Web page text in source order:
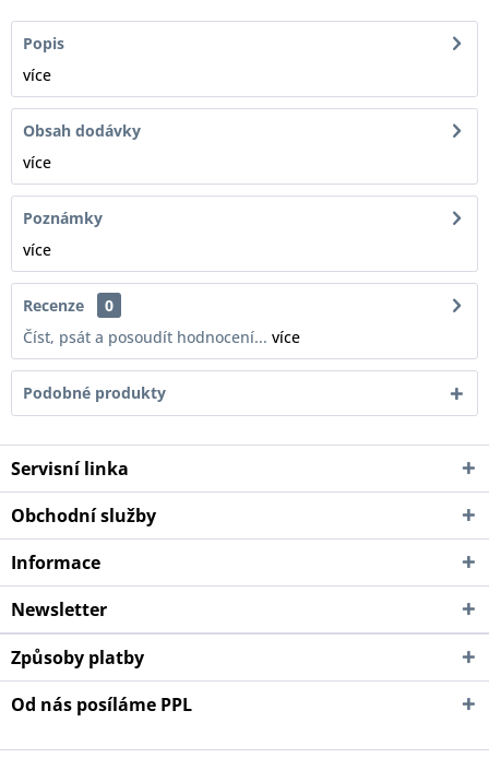
Popis
více
Obsah dodávky
více
Poznámky
více
Recenze
0
Číst, psát a posoudít hodnocení... více
Podobné produkty
Servisní linka
Obchodní služby
Informace
Newsletter
Způsoby platby
Od nás posíláme PPL